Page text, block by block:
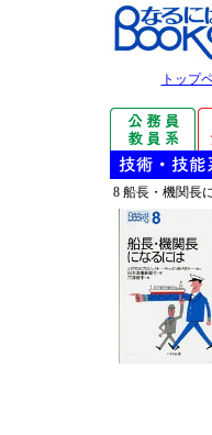
トップ
8 船長・機関長